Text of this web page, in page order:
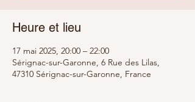
Heure et lieu
17 mai 2025, 20:00 – 22:00
Sérignac-sur-Garonne, 6 Rue des Lilas,
47310 Sérignac-sur-Garonne, France